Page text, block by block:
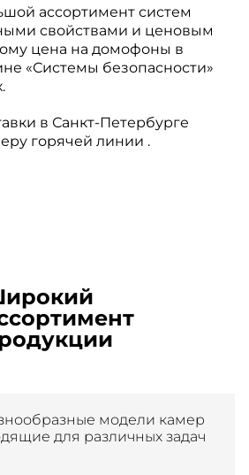
ассортимент систем
свойствами и ценовым
цена на домофоны в
«Системы безопасности»
в Санкт-Петербурге
горячей линии .
модели камер
для различных задач